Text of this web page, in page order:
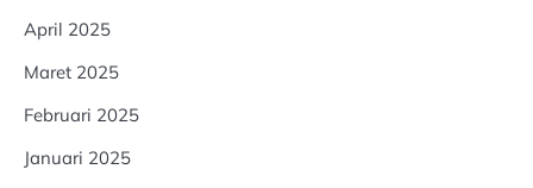
April 2025
Maret 2025
Februari 2025
Januari 2025